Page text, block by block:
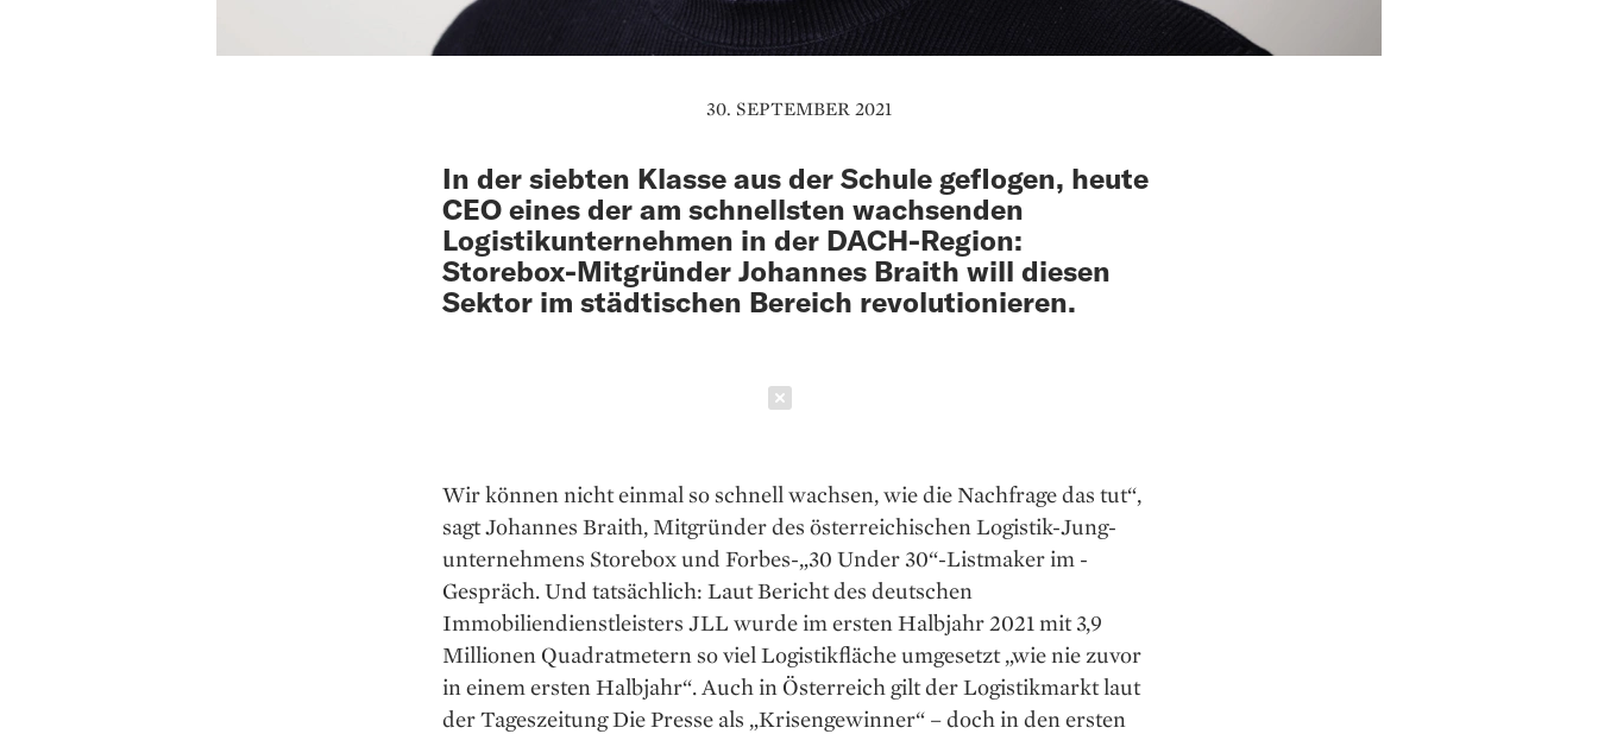
30. SEPTEMBER 2021
In der siebten Klasse aus der Schule geflogen, heute
CEO eines der am schnellsten wachsenden
Logistikunternehmen in der DACH-Region:
Storebox-Mitgründer Johannes Braith will diesen
Sektor im städtischen Bereich revolutionieren.
Wir können nicht einmal so schnell wachsen, wie die Nachfrage das tut“,
sagt Johannes Braith, Mitgründer des österreichischen Logistik-Jung­
unternehmens Storebox und ­­Forbes-­­„30 Under 30“-Listmaker im ­
Gespräch. Und tatsächlich: Laut ­Bericht des deutschen
Immobiliendienstleisters JLL wurde im ersten Halbjahr 2021 mit 3,9
Millionen Quadrat­metern so viel Logistik­fläche umgesetzt „wie nie zuvor
in ­einem ersten Halbjahr“. Auch in Österreich gilt der Logistikmarkt laut
der ­Tageszeitung Die Presse als „Krisen­gewinner“ – doch in den ersten